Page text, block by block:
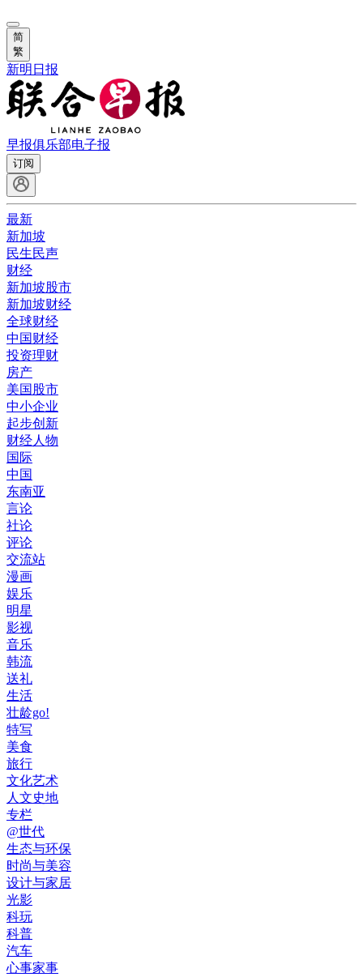
简
繁
新明日报
早报俱乐部电子报
订阅
最新
新加坡
民生民声
财经
新加坡股市
新加坡财经
全球财经
中国财经
投资理财
房产
美国股市
中小企业
起步创新
财经人物
国际
中国
东南亚
言论
社论
评论
交流站
漫画
娱乐
明星
影视
音乐
韩流
送礼
生活
壮龄go!
特写
美食
旅行
文化艺术
人文史地
专栏
@世代
生态与环保
时尚与美容
设计与家居
光影
科玩
科普
汽车
心事家事